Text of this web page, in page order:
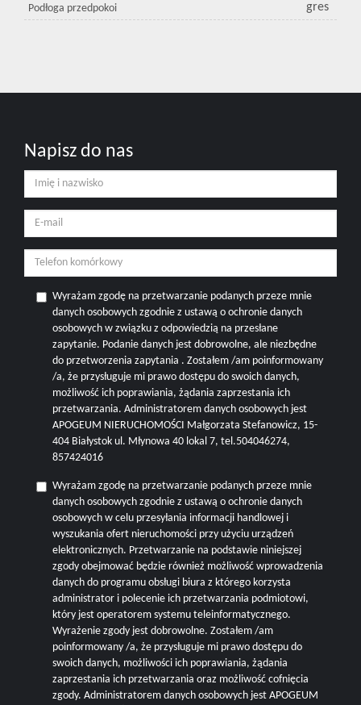
Podłoga przedpokoi gres
Napisz do nas
Wyrażam zgodę na przetwarzanie podanych przeze mnie
danych osobowych zgodnie z ustawą o ochronie danych
osobowych w związku z odpowiedzią na przesłane
zapytanie. Podanie danych jest dobrowolne, ale niezbędne
do przetworzenia zapytania . Zostałem /am poinformowany
/a, że przysługuje mi prawo dostępu do swoich danych,
możliwość ich poprawiania, żądania zaprzestania ich
przetwarzania. Administratorem danych osobowych jest
APOGEUM NIERUCHOMOŚCI Małgorzata Stefanowicz, 15-
404 Białystok ul. Młynowa 40 lokal 7, tel.504046274,
857424016
Wyrażam zgodę na przetwarzanie podanych przeze mnie
danych osobowych zgodnie z ustawą o ochronie danych
osobowych w celu przesyłania informacji handlowej i
wyszukania ofert nieruchomości przy użyciu urządzeń
elektronicznych. Przetwarzanie na podstawie niniejszej
zgody obejmować będzie również możliwość wprowadzenia
danych do programu obsługi biura z którego korzysta
administrator i polecenie ich przetwarzania podmiotowi,
który jest operatorem systemu teleinformatycznego.
Wyrażenie zgody jest dobrowolne. Zostałem /am
poinformowany /a, że przysługuje mi prawo dostępu do
swoich danych, możliwości ich poprawiania, żądania
zaprzestania ich przetwarzania oraz możliwość cofnięcia
zgody. Administratorem danych osobowych jest APOGEUM